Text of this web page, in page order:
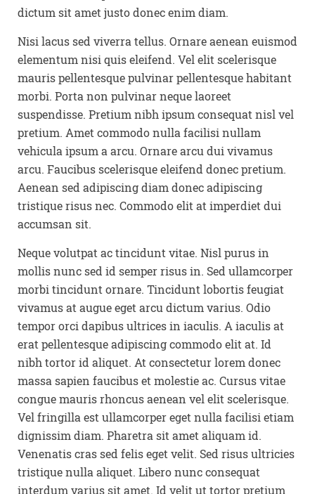
dictum sit amet justo donec enim diam.
Nisi lacus sed viverra tellus. Ornare aenean euismod
elementum nisi quis eleifend. Vel elit scelerisque
mauris pellentesque pulvinar pellentesque habitant
morbi. Porta non pulvinar neque laoreet
suspendisse. Pretium nibh ipsum consequat nisl vel
pretium. Amet commodo nulla facilisi nullam
vehicula ipsum a arcu. Ornare arcu dui vivamus
arcu. Faucibus scelerisque eleifend donec pretium.
Aenean sed adipiscing diam donec adipiscing
tristique risus nec. Commodo elit at imperdiet dui
accumsan sit.
Neque volutpat ac tincidunt vitae. Nisl purus in
mollis nunc sed id semper risus in. Sed ullamcorper
morbi tincidunt ornare. Tincidunt lobortis feugiat
vivamus at augue eget arcu dictum varius. Odio
tempor orci dapibus ultrices in iaculis. A iaculis at
erat pellentesque adipiscing commodo elit at. Id
nibh tortor id aliquet. At consectetur lorem donec
massa sapien faucibus et molestie ac. Cursus vitae
congue mauris rhoncus aenean vel elit scelerisque.
Vel fringilla est ullamcorper eget nulla facilisi etiam
dignissim diam. Pharetra sit amet aliquam id.
Venenatis cras sed felis eget velit. Sed risus ultricies
tristique nulla aliquet. Libero nunc consequat
interdum varius sit amet. Id velit ut tortor pretium